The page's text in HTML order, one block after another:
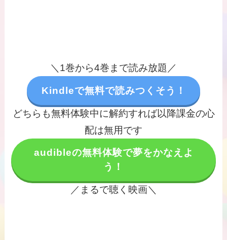
＼1巻から4巻まで読み放題／
Kindleで無料で読みつくそう！
どちらも無料体験中に解約すれば以降課金の心
配は無用です
audibleの無料体験で夢をかなえよ
う！
／まるで聴く映画＼